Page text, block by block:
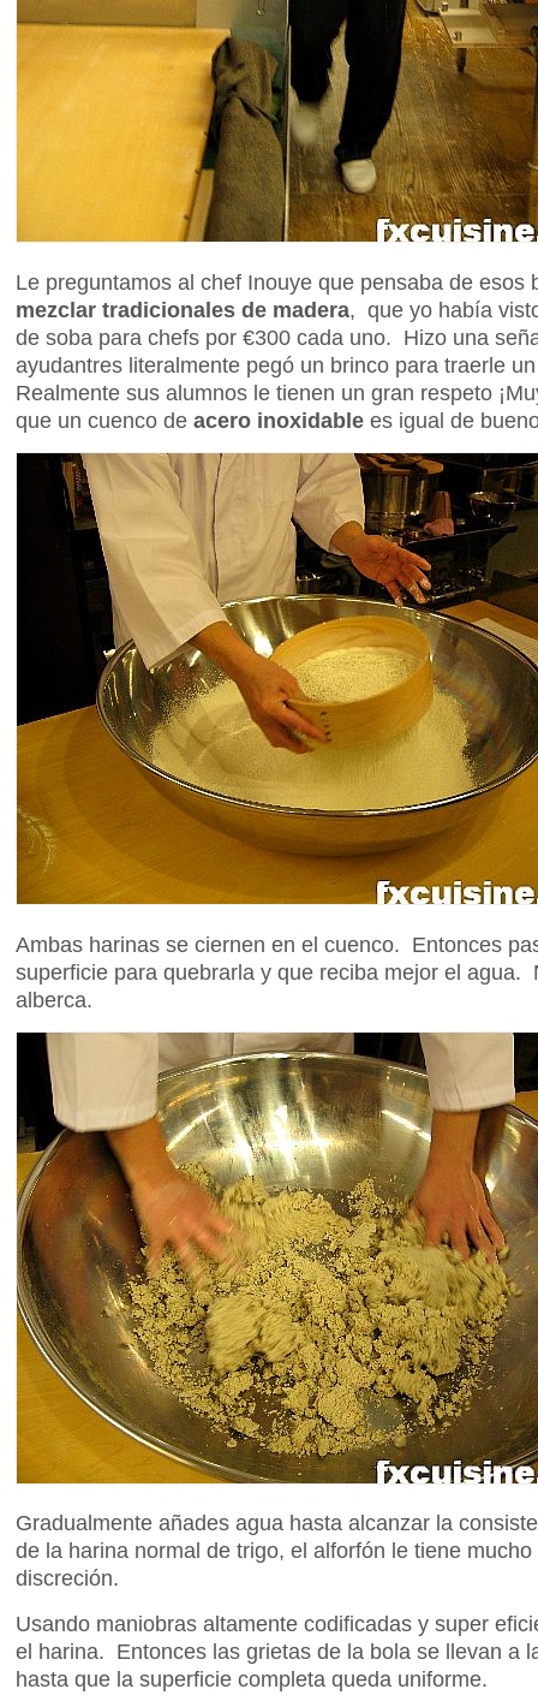
Le preguntamos al chef Inouye que pensaba de esos
mezclar tradicionales de madera, que yo había
de soba para chefs por €300 cada uno. Hizo una
ayudantres literalmente pegó un brinco para traerle
Realmente sus alumnos le tienen un gran respeto
que un cuenco de acero inoxidable es igual de
Ambas harinas se ciernen en el cuenco. Entonces
superficie para quebrarla y que reciba mejor el agua.
alberca.
Gradualmente añades agua hasta alcanzar la
de la harina normal de trigo, el alforfón le tiene
discreción.
Usando maniobras altamente codificadas y super
el harina. Entonces las grietas de la bola se llevan a
hasta que la superficie completa queda uniforme.